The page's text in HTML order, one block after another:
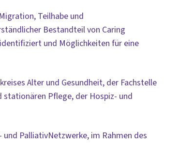
Teilhabe und
Bestandteil von Caring
und Möglichkeiten für eine
Alter und Gesundheit, der Fachstelle
Pflege, der Hospiz- und
PalliativNetzwerke, im Rahmen des